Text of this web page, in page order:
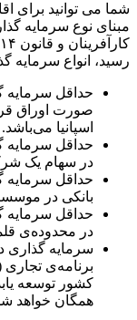
شما می توانید برای
رسید، انواع سرمایه
صورت اوراق
اسپانیا می‌باشد.
حداقل سرمایه
در سهام یک
حداقل سرمایه
بانکی در
در محدوده‌ی
سرمایه گذاری
کشور توسعه
همگان خواهد